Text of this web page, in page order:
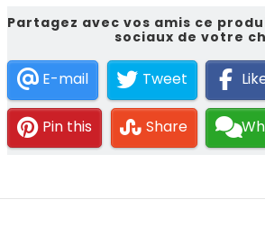
Partagez avec vos amis ce
sociaux de votre
E-mail Tweet
Pin this Share